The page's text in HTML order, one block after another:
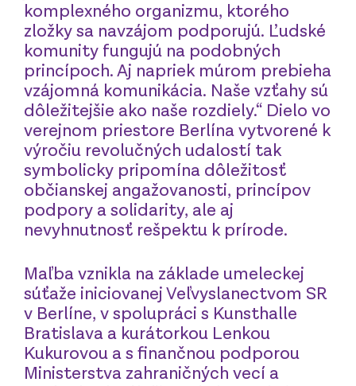
komplexného organizmu, ktorého
zložky sa navzájom podporujú. Ľudské
komunity fungujú na podobných
princípoch. Aj napriek múrom prebieha
vzájomná komunikácia. Naše vzťahy sú
dôležitejšie ako naše rozdiely.“ Dielo vo
verejnom priestore Berlína vytvorené k
výročiu revolučných udalostí tak
symbolicky pripomína dôležitosť
občianskej angažovanosti, princípov
podpory a solidarity, ale aj
nevyhnutnosť rešpektu k prírode.
Maľba vznikla na základe umeleckej
súťaže iniciovanej Veľvyslanectvom SR
v Berlíne, v spolupráci s Kunsthalle
Bratislava a kurátorkou Lenkou
Kukurovou a s finančnou podporou
Ministerstva zahraničných vecí a